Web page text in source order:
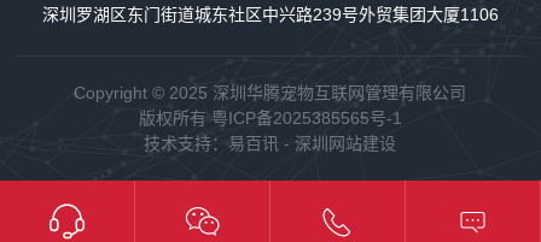
深圳罗湖区东门街道城东社区中兴路239号外贸集团大厦1106
Copyright © 2025 深圳华腾宠物互联网管理有限公司
版权所有 粤ICP备2025385565号-1
技术支持： 易百讯 - 深圳网站建设
24小时供氧系统售后服务
18128838848